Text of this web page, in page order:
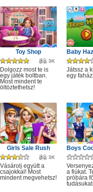
Toy Shop
3K
Dolgozz most te is
egy játék boltban.
Most mindent te
öltöztethetsz!
Játssz a
egy
Girls Sale Rush
3K
Vásárolj együtt a
csajokkal! Most
mindent megvehetsz!
a fiúkat.
próbára